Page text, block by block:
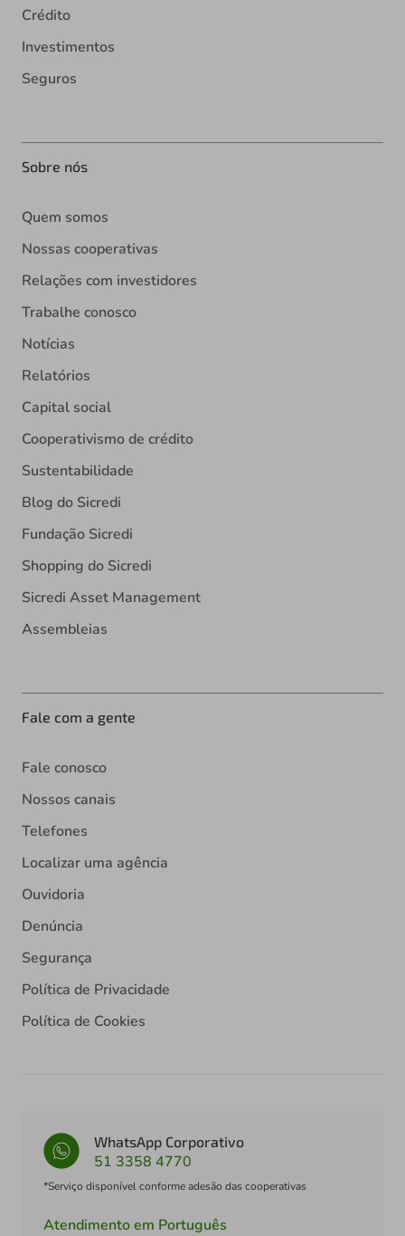
Crédito
Investimentos
Seguros
Sobre nós
Quem somos
Nossas cooperativas
Relações com investidores
Trabalhe conosco
Notícias
Relatórios
Capital social
Cooperativismo de crédito
Sustentabilidade
Blog do Sicredi
Fundação Sicredi
Shopping do Sicredi
Sicredi Asset Management
Assembleias
Fale com a gente
Fale conosco
Nossos canais
Telefones
Localizar uma agência
Ouvidoria
Denúncia
Segurança
Política de Privacidade
Política de Cookies
WhatsApp Corporativo
51 3358 4770
*Serviço disponível conforme adesão das cooperativas
Atendimento em Português